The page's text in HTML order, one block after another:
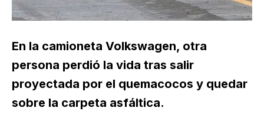
En la camioneta Volkswagen, otra
persona perdió la vida tras salir
proyectada por el quemacocos y quedar
sobre la carpeta asfáltica.